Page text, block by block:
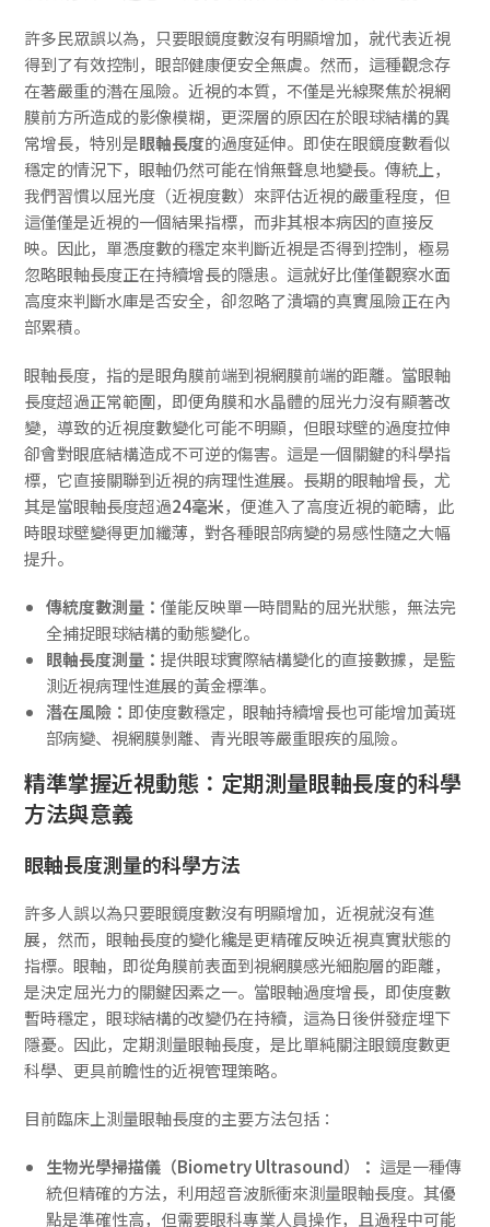
許多民眾誤以為，只要眼鏡度數沒有明顯增加，就代表近視
得到了有效控制，眼部健康便安全無虞。然而，這種觀念存
在著嚴重的潛在風險。近視的本質，不僅是光線聚焦於視網
膜前方所造成的影像模糊，更深層的原因在於眼球結構的異
常增長，特別是眼軸長度的過度延伸。即使在眼鏡度數看似
穩定的情況下，眼軸仍然可能在悄無聲息地變長。傳統上，
我們習慣以屈光度（近視度數）來評估近視的嚴重程度，但
這僅僅是近視的一個結果指標，而非其根本病因的直接反
映。因此，單憑度數的穩定來判斷近視是否得到控制，極易
忽略眼軸長度正在持續增長的隱患。這就好比僅僅觀察水面
高度來判斷水庫是否安全，卻忽略了潰壩的真實風險正在內
部累積。
眼軸長度，指的是眼角膜前端到視網膜前端的距離。當眼軸
長度超過正常範圍，即便角膜和水晶體的屈光力沒有顯著改
變，導致的近視度數變化可能不明顯，但眼球壁的過度拉伸
卻會對眼底結構造成不可逆的傷害。這是一個關鍵的科學指
標，它直接關聯到近視的病理性進展。長期的眼軸增長，尤
其是當眼軸長度超過24毫米，便進入了高度近視的範疇，此
時眼球壁變得更加纖薄，對各種眼部病變的易感性隨之大幅
提升。
傳統度數測量：僅能反映單一時間點的屈光狀態，無法完
全捕捉眼球結構的動態變化。
眼軸長度測量：提供眼球實際結構變化的直接數據，是監
測近視病理性進展的黃金標準。
潛在風險： 即使度數穩定，眼軸持續增長也可能增加黃斑
部病變、視網膜剝離、青光眼等嚴重眼疾的風險。
精準掌握近視動態：定期測量眼軸長度的科學
方法與意義
眼軸長度測量的科學方法
許多人誤以為只要眼鏡度數沒有明顯增加，近視就沒有進
展，然而，眼軸長度的變化纔是更精確反映近視真實狀態的
指標。眼軸，即從角膜前表面到視網膜感光細胞層的距離，
是決定屈光力的關鍵因素之一。當眼軸過度增長，即使度數
暫時穩定，眼球結構的改變仍在持續，這為日後併發症埋下
隱憂。因此，定期測量眼軸長度，是比單純關注眼鏡度數更
科學、更具前瞻性的近視管理策略。
目前臨床上測量眼軸長度的主要方法包括：
生物光學掃描儀（Biometry Ultrasound）： 這是一種傳
統但精確的方法，利用超音波脈衝來測量眼軸長度。其優
點是準確性高，但需要眼科專業人員操作，且過程中可能